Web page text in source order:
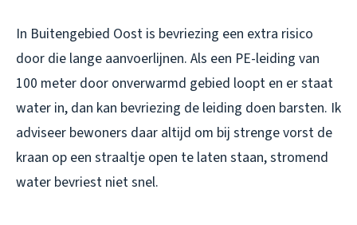
In Buitengebied Oost is bevriezing een extra risico
door die lange aanvoerlijnen. Als een PE-leiding van
100 meter door onverwarmd gebied loopt en er staat
water in, dan kan bevriezing de leiding doen barsten. Ik
adviseer bewoners daar altijd om bij strenge vorst de
kraan op een straaltje open te laten staan, stromend
water bevriest niet snel.